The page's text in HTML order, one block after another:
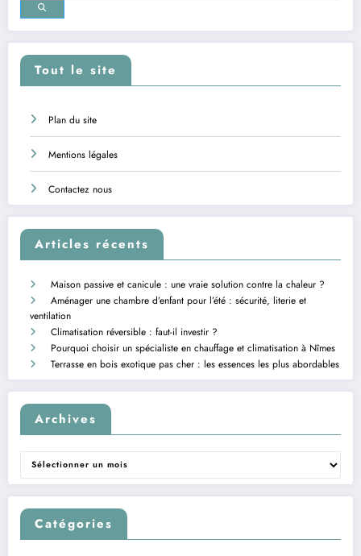
Tout le site
Plan du site
Mentions légales
Contactez nous
Articles récents
Maison passive et canicule : une vraie solution contre la chaleur ?
Aménager une chambre d’enfant pour l’été : sécurité, literie et
ventilation
Climatisation réversible : faut-il investir ?
Pourquoi choisir un spécialiste en chauffage et climatisation à Nîmes
Terrasse en bois exotique pas cher : les essences les plus abordables
Archives
Archives
Catégories